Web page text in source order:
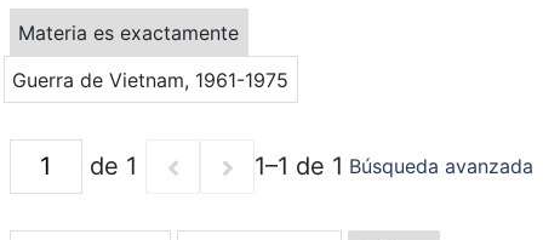
TODOS LOS DOCUMENTOS
CATEGORIAS
OBRAS SOBRE EL AUTOR P. SEGUNDO MONTES
MATERIAS
PALABRAS CLAVES
MULTIMEDIA
GALERÍA
Materia es exactamente
Guerra de Vietnam, 1961-1975
de 1 1–1 de 1 Búsqueda avanzada